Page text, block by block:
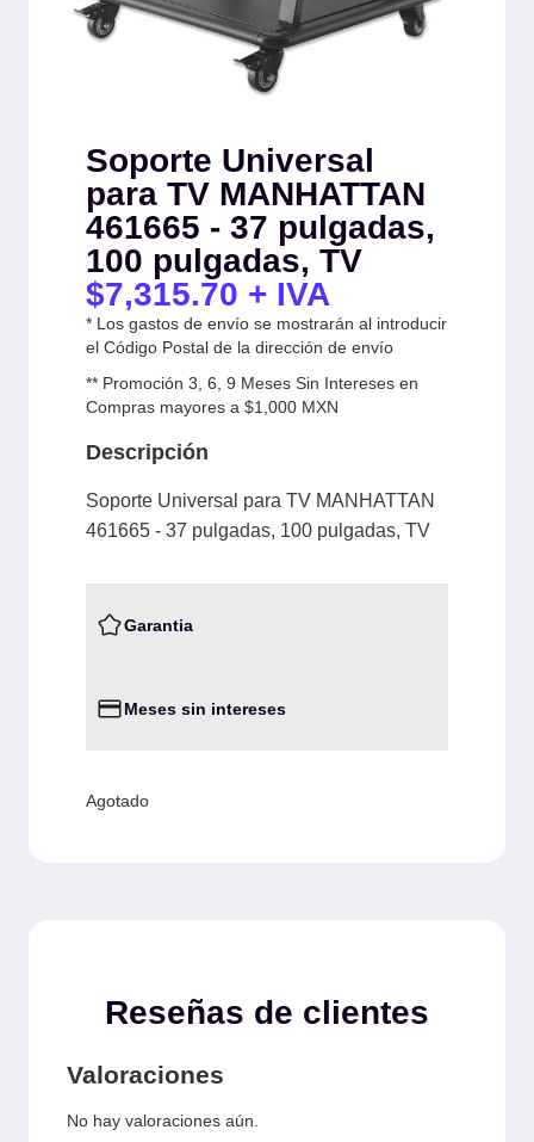
Soporte Universal
para TV MANHATTAN
461665 - 37 pulgadas,
100 pulgadas, TV
$7,315.70 + IVA
* Los gastos de envío se mostrarán al introducir
el Código Postal de la dirección de envío
** Promoción 3, 6, 9 Meses Sin Intereses en
Compras mayores a $1,000 MXN
Descripción
Soporte Universal para TV MANHATTAN
461665 - 37 pulgadas, 100 pulgadas, TV
Garantia
Meses sin intereses
Agotado
Reseñas de clientes
Valoraciones
No hay valoraciones aún.